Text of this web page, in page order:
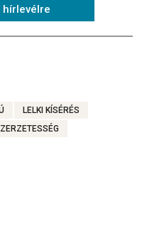
hírlevélre
LELKI KÍSÉRÉS